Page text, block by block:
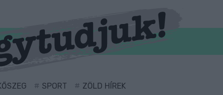
SPORT ZÖLD HÍREK